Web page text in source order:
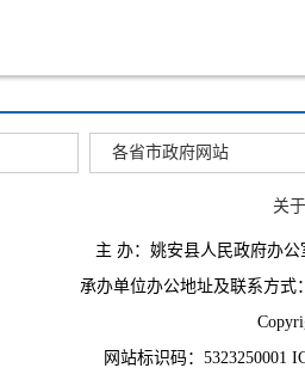
各省市政府网站
关
主 办：姚安县人民政府办
承办单位办公地址及联系方式
网站标识码：5323250001